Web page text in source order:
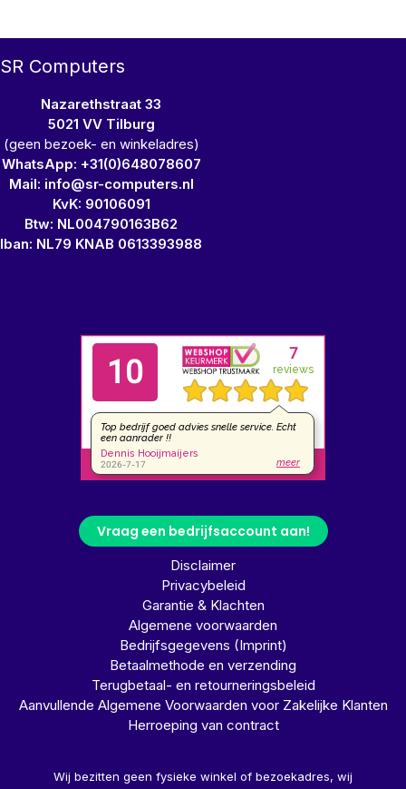
SR Computers
Nazarethstraat 33
5021 VV Tilburg
(geen bezoek- en winkeladres)
WhatsApp: +31(0)648078607
Mail: info@sr-computers.nl
KvK: 90106091
Btw: NL004790163B62
Iban: NL79 KNAB 0613393988
Vraag een bedrijfsaccount aan!
Disclaimer
Privacybeleid
Garantie & Klachten
Algemene voorwaarden
Bedrijfsgegevens (Imprint)
Betaalmethode en verzending
Terugbetaal- en retourneringsbeleid
Aanvullende Algemene Voorwaarden voor Zakelijke Klanten
Herroeping van contract
Wij bezitten geen fysieke winkel of bezoekadres, wij